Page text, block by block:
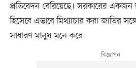
প্রতিবেদন বেরিয়েছে। সরকারের একজন
হিসেবে এভাবে মিথ্যাচার করা জাতির
সাধারণ মানুষ মনে করে।